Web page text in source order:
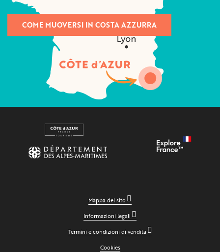
COME MUOVERSI IN COSTA AZZURRA
Mappa del sito
Informazioni legali
Termini e condizioni di vendita
Cookies